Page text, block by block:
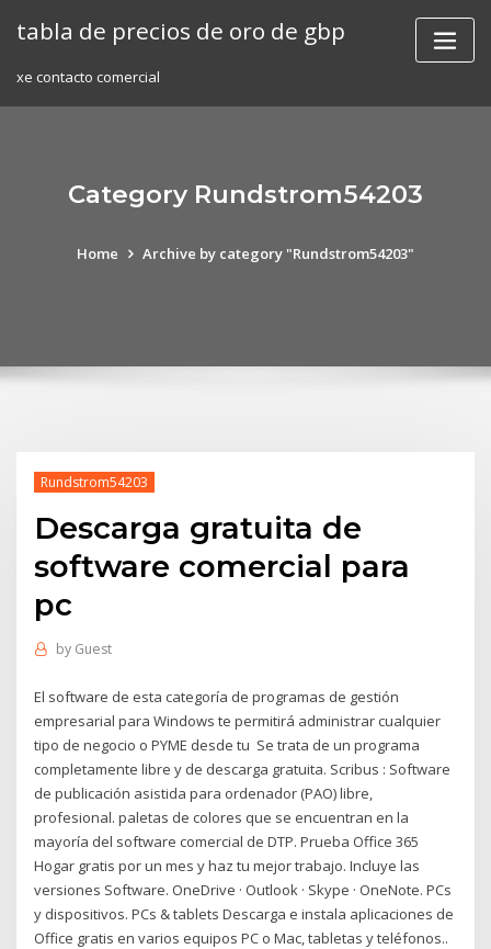
tabla de precios de oro de gbp
xe contacto comercial
Category Rundstrom54203
Home Archive by category "Rundstrom54203"
Rundstrom54203
Descarga gratuita de
software comercial para
pc
by Guest
El software de esta categoría de programas de gestión
empresarial para Windows te permitirá administrar cualquier
tipo de negocio o PYME desde tu Se trata de un programa
completamente libre y de descarga gratuita. Scribus : Software
de publicación asistida para ordenador (PAO) libre,
profesional. paletas de colores que se encuentran en la
mayoría del software comercial de DTP. Prueba Office 365
Hogar gratis por un mes y haz tu mejor trabajo. Incluye las
versiones Software. OneDrive · Outlook · Skype · OneNote. PCs
y dispositivos. PCs & tablets Descarga e instala aplicaciones de
Office gratis en varios equipos PC o Mac, tabletas y teléfonos..